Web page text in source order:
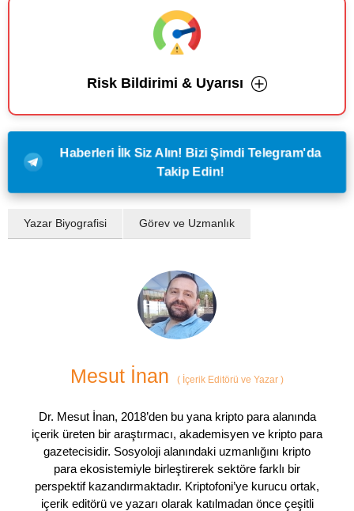
Risk Bildirimi & Uyarısı
Haberleri İlk Siz Alın! Bizi Şimdi Telegram'da
Takip Edin!
Yazar Biyografisi Görev ve Uzmanlık
Mesut İnan ( İçerik Editörü ve Yazar )
Dr. Mesut İnan, 2018’den bu yana kripto para alanında
içerik üreten bir araştırmacı, akademisyen ve kripto para
gazetecisidir. Sosyoloji alanındaki uzmanlığını kripto
para ekosistemiyle birleştirerek sektöre farklı bir
perspektif kazandırmaktadır. Kriptofoni’ye kurucu ortak,
içerik editörü ve yazarı olarak katılmadan önce çeşitli